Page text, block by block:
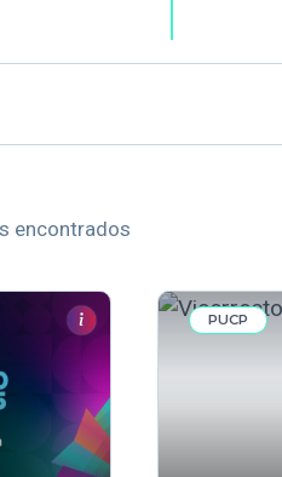
encontrados
PUCP